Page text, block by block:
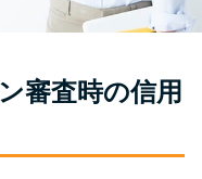
審査時の信用